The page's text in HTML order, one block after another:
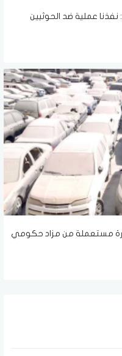
عملية ضد الحوثيين
مستعملة من مزاد حكومي